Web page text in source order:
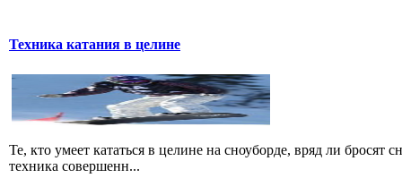
Техника катания в целине
Те, кто умеет кататься в целине на сноуборде, вряд ли
техника совершенн...